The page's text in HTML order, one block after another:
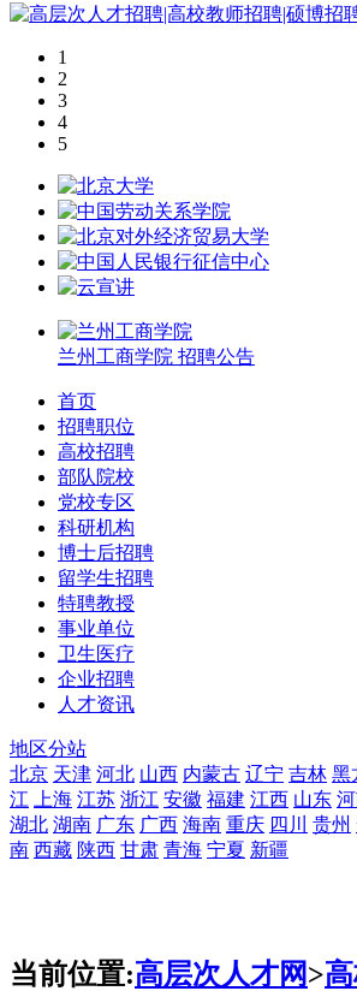
1
2
3
4
5
兰州工商学院 招聘公告
首页
招聘职位
高校招聘
部队院校
党校专区
科研机构
博士后招聘
留学生招聘
特聘教授
事业单位
卫生医疗
企业招聘
人才资讯
地区分站
北京 天津 河北 山西 内蒙古 辽宁 吉林 黑
江
上海 江苏 浙江 安徽 福建 江西 山东
湖北 湖南 广东 广西 海南 重庆 四川 贵州
南 西藏 陕西 甘肃 青海 宁夏 新疆
当前位置:高层次人才网>